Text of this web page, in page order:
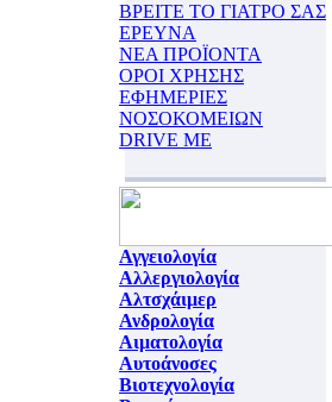
ΒΡΕΙΤΕ ΤΟ ΓΙΑΤΡΟ ΣΑΣ
ΕΡΕΥΝΑ
ΝΕΑ ΠΡΟΪΟΝΤΑ
ΟΡΟΙ ΧΡΗΣΗΣ
ΕΦΗΜΕΡΙΕΣ
ΝΟΣΟΚΟΜΕΙΩΝ
DRIVE ME
Αγγειολογία
Αλλεργιολογία
Αλτσχάιμερ
Ανδρολογία
Αιματολογία
Αυτοάνοσες
Βιοτεχνολογία